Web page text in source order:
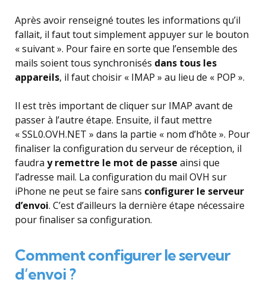
Après avoir renseigné toutes les informations qu’il
fallait, il faut tout simplement appuyer sur le bouton
« suivant ». Pour faire en sorte que l’ensemble des
mails soient tous synchronisés dans tous les
appareils, il faut choisir « IMAP » au lieu de « POP ».
Il est très important de cliquer sur IMAP avant de
passer à l’autre étape. Ensuite, il faut mettre
« SSL0.OVH.NET » dans la partie « nom d’hôte ». Pour
finaliser la configuration du serveur de réception, il
faudra y remettre le mot de passe ainsi que
l’adresse mail. La configuration du mail OVH sur
iPhone ne peut se faire sans configurer le serveur
d’envoi. C’est d’ailleurs la dernière étape nécessaire
pour finaliser sa configuration.
Comment configurer le serveur
d’envoi ?